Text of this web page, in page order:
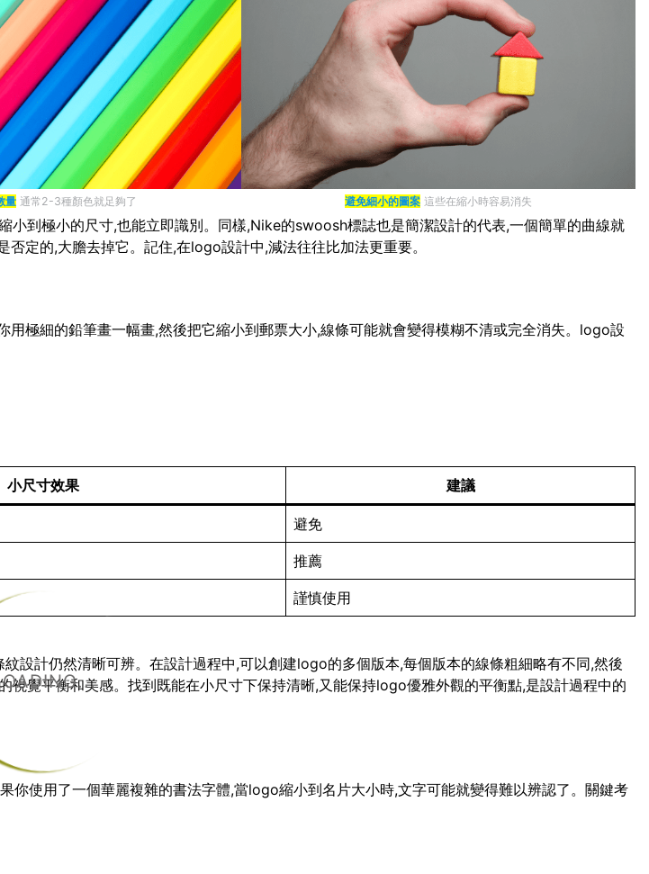
量 通常2-3種顏色就足夠了 避免細小的圖案 這些在縮小時容易消失
到極小的尺寸,也能立即識別。同樣,Nike的swoosh標誌也是簡潔設計的代表,一個簡單的曲線就
定的,大膽去掉它。記住,在logo設計中,減法往往比加法更重要。
極細的鉛筆畫一幅畫,然後把它縮小到郵票大小,線條可能就會變得模糊不清或完全消失。logo設
小尺寸效果 建議
避免
推薦
謹慎使用
設計仍然清晰可辨。在設計過程中,可以創建logo的多個版本,每個版本的線條粗細略有不同,然後
覺平衡和美感。找到既能在小尺寸下保持清晰,又能保持logo優雅外觀的平衡點,是設計過程中的
使用了一個華麗複雜的書法字體,當logo縮小到名片大小時,文字可能就變得難以辨認了。關鍵考